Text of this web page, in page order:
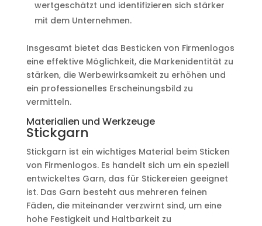
wertgeschätzt und identifizieren sich stärker
mit dem Unternehmen.
Insgesamt bietet das Besticken von Firmenlogos
eine effektive Möglichkeit, die Markenidentität zu
stärken, die Werbewirksamkeit zu erhöhen und
ein professionelles Erscheinungsbild zu
vermitteln.
Materialien und Werkzeuge
Stickgarn
Stickgarn ist ein wichtiges Material beim Sticken
von Firmenlogos. Es handelt sich um ein speziell
entwickeltes Garn, das für Stickereien geeignet
ist. Das Garn besteht aus mehreren feinen
Fäden, die miteinander verzwirnt sind, um eine
hohe Festigkeit und Haltbarkeit zu